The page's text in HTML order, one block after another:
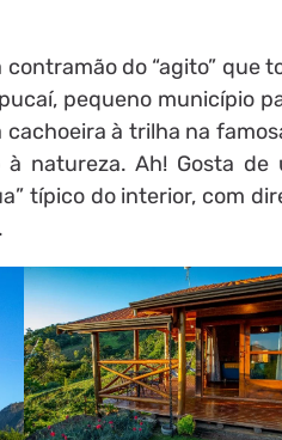
contramão do “agito”
pequeno município
à trilha na
natureza. Ah! Gosta de
típico do interior, com